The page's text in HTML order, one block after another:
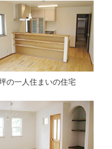
の一人住まいの住宅